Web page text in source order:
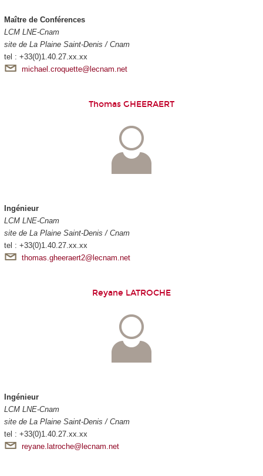
Maître de Conférences
LCM LNE-Cnam
site de La Plaine Saint-Denis / Cnam
tel : +33(0)1.40.27.xx.xx
michael.croquette@lecnam.net
Thomas GHEERAERT
Ingénieur
LCM LNE-Cnam
site de La Plaine Saint-Denis / Cnam
tel : +33(0)1.40.27.xx.xx
thomas.gheeraert2@lecnam.net
Reyane LATROCHE
Ingénieur
LCM LNE-Cnam
site de La Plaine Saint-Denis / Cnam
tel : +33(0)1.40.27.xx.xx
reyane.latroche@lecnam.net